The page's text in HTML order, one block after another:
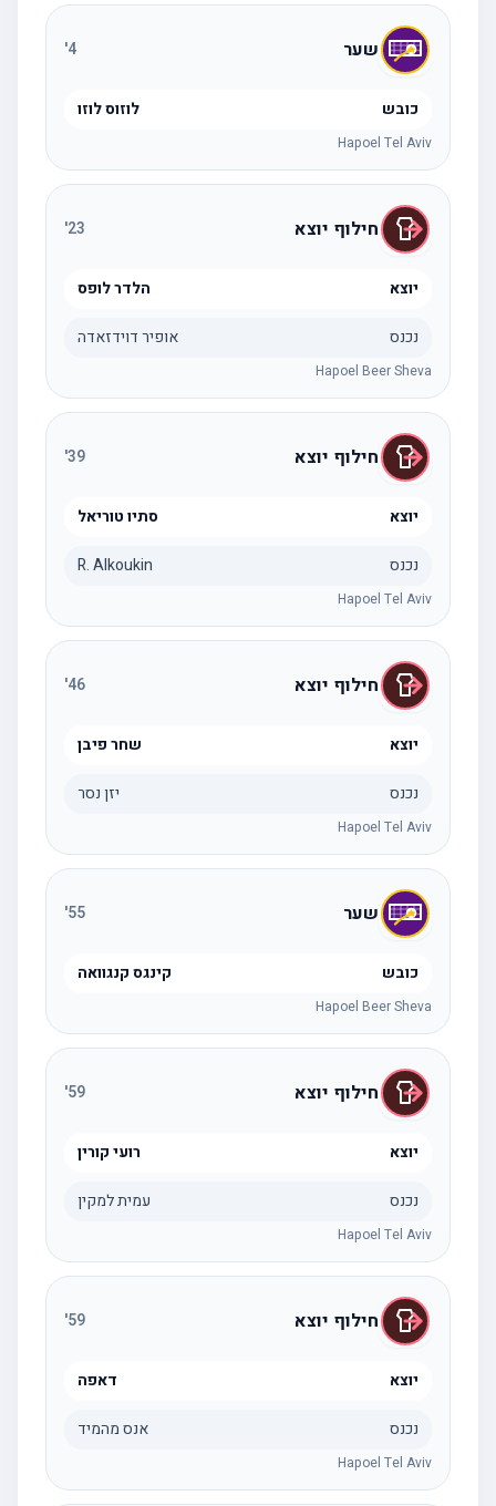
שער
כובש לוזוס לוזו
Hapoel Tel Aviv
חילוף יוצא 23
'
יוצא הלדר לופס
נכנס אופיר דוידזאדה
Hapoel Beer Sheva
חילוף יוצא 39
'
יוצא סתיו טוריאל
נכנס R. Alkoukin
Hapoel Tel Aviv
חילוף יוצא 46
'
יוצא שחר פיבן
נכנס יזן נסר
Hapoel Tel Aviv
שער 55
'
כובש קינגס קנגוואה
Hapoel Beer Sheva
חילוף יוצא 59
'
יוצא רועי קורין
נכנס עמית למקין
Hapoel Tel Aviv
חילוף יוצא 59
'
יוצא דאפה
נכנס אנס מהמיד
Hapoel Tel Aviv